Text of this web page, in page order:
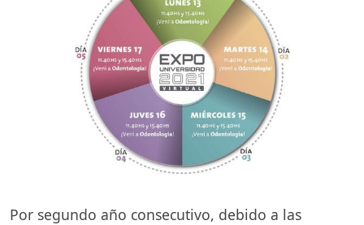
Por segundo año consecutivo, debido a las